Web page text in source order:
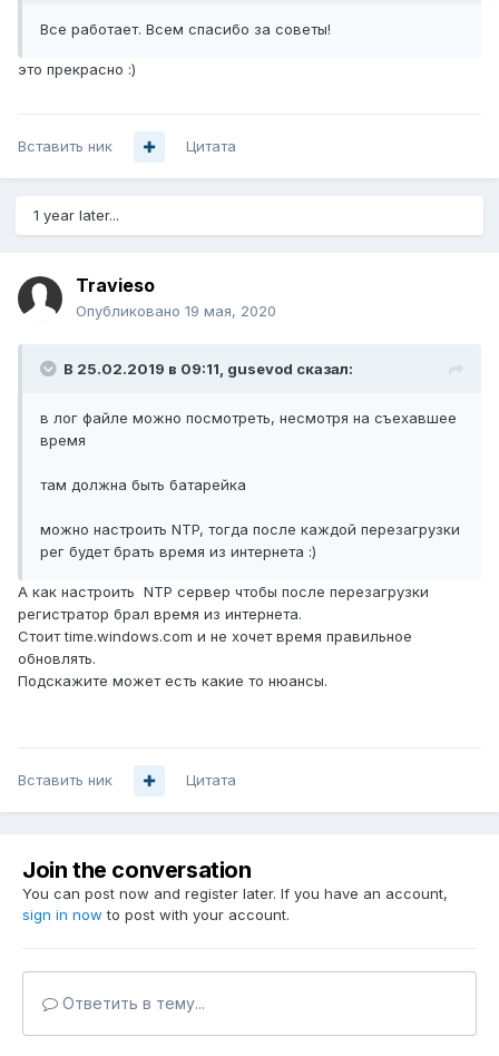
Все работает. Всем спасибо за советы!
это прекрасно :)
Вставить ник Цитата
1 year later...
Travieso
Опубликовано 19 мая, 2020
В 25.02.2019 в 09:11, gusevod сказал:
в лог файле можно посмотреть, несмотря на съехавшее
время
там должна быть батарейка
можно настроить NTP, тогда после каждой перезагрузки
рег будет брать время из интернета :)
А как настроить NTP сервер чтобы после перезагрузки
регистратор брал время из интернета.
Стоит time.windows.com и не хочет время правильное
обновлять.
Подскажите может есть какие то нюансы.
Вставить ник Цитата
Join the conversation
You can post now and register later. If you have an account,
sign in now to post with your account.
Ответить в тему...